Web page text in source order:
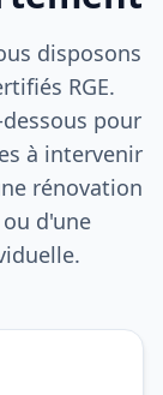
disposons
RGE.
pour
à intervenir
rénovation
d'une